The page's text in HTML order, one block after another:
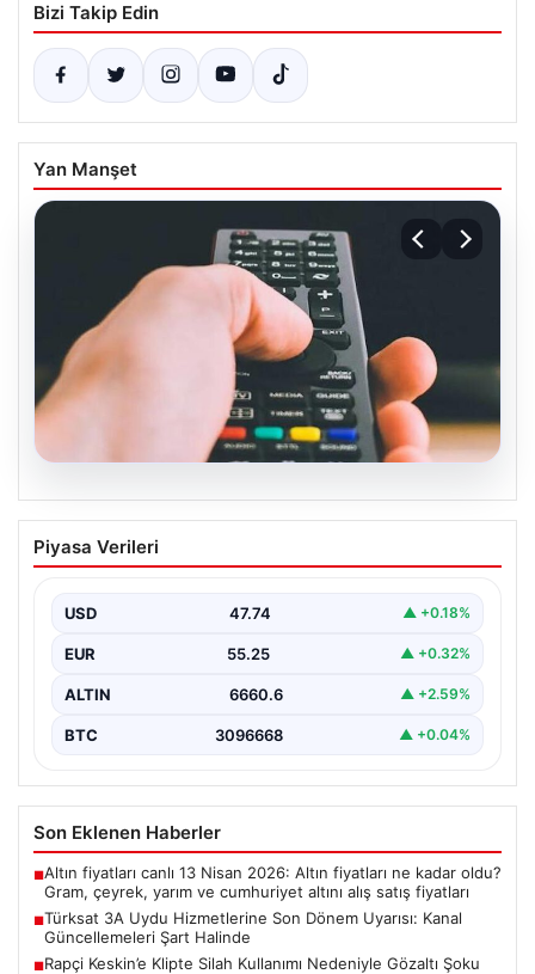
Bizi Takip Edin
Yan Manşet
Türksat 3A Uydu Hizmetlerine Son
Dönem Uyarısı: Kanal Güncellemeleri
Türksat 3A uydusu, uzun yıllar boyunca Türkiye'nin
Piyasa Verileri
USD 47.74 ▲ +0.18%
EUR 55.25 ▲ +0.32%
ALTIN 6660.6 ▲ +2.59%
BTC 3096668 ▲ +0.04%
Son Eklenen Haberler
■Altın fiyatları canlı 13 Nisan 2026: Altın fiyatları ne kadar oldu?
Gram, çeyrek, yarım ve cumhuriyet altını alış satış fiyatları
■Türksat 3A Uydu Hizmetlerine Son Dönem Uyarısı: Kanal
Güncellemeleri Şart Halinde
■Rapçi Keskin’e Klipte Silah Kullanımı Nedeniyle Gözaltı Şoku